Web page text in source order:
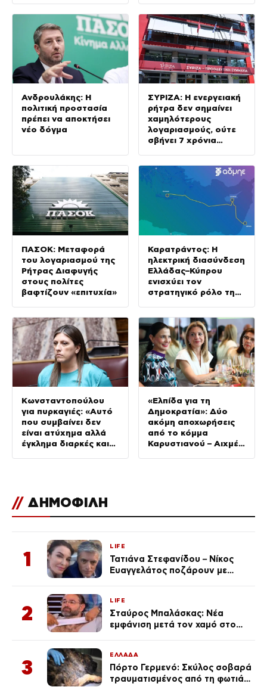
πρόληψη
Ανδρουλάκης: Η
πολιτική προστασία
πρέπει να αποκτήσει
νέο δόγμα
ΣΥΡΙΖΑ: Η ενεργειακή
ρήτρα δεν σημαίνει
χαμηλότερους
λογαριασμούς, ούτε
σβήνει 7 χρόνια
ΠΑΣΟΚ: Μεταφορά
του λογαριασμού της
Ρήτρας Διαφυγής
στους πολίτες
βαφτίζουν «επιτυχία»
Καρατράντος: Η
ηλεκτρική διασύνδεση
Ελλάδας–Κύπρου
ενισχύει τον
στρατηγικό ρόλο της
Κωνσταντοπούλου
για πυρκαγιές: «Αυτό
που συμβαίνει δεν
είναι ατύχημα αλλά
έγκλημα διαρκές και
«Ελπίδα για τη
Δημοκρατία»: Δύο
ακόμη αποχωρήσεις
από το κόμμα
Καρυστιανού – Αιχμές
// ΔΗΜΟΦΙΛΗ
1
LIFE
Τατιάνα Στεφανίδου – Νίκος
Ευαγγελάτος ποζάρουν με
2
LIFE
Σταύρος Μπαλάσκας: Νέα
εμφάνιση μετά τον χαμό στο
3
ΕΛΛΑΔΑ
Πόρτο Γερμενό: Σκύλος σοβαρά
τραυματισμένος από τη φωτιά